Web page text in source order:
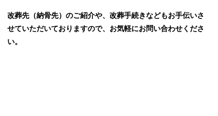
改葬先（納骨先）のご紹介や、改葬手続きなどもお手伝いさ
せていただいておりますので、お気軽にお問い合わせくださ
い。